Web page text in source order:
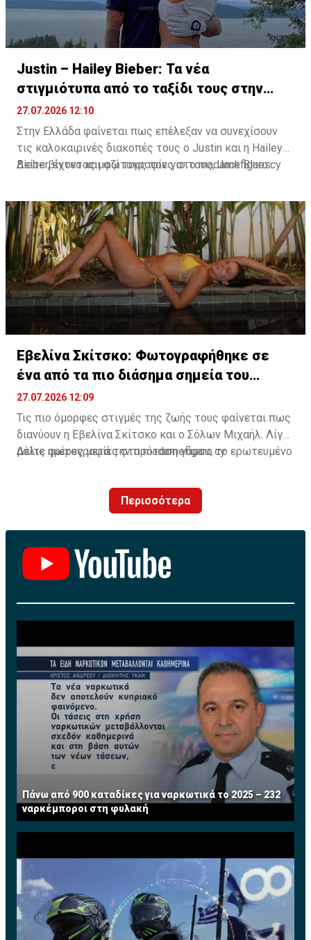
Justin – Hailey Bieber: Τα νέα
στιγμιότυπα από το ταξίδι τους στην
Ελλάδα
27.07.2026 12:10
Στην Ελλάδα φαίνεται πως επέλεξαν να συνεχίσουν
τις καλοκαιρινές διακοπές τους ο Justin και η Hailey
Bieber, έχοντας μαζί τους τον γιο τους, Jack Blues.
κοινωνικής δικτύωσης τοποθετούν την οικογένεια
στην ευρύτερη περιοχή του Κρανιδίου στο Πόρτο Χέλι.
Δείτε βίντεο και φωτογραφίες στο madamefigaro.cy
Εβελίνα Σκίτσκο: Φωτογραφήθηκε σε
ένα από τα πιο διάσημα σημεία του
πλανήτη
27.07.2026 12:09
Τις πιο όμορφες στιγμές της ζωής τους φαίνεται πως
διανύουν η Εβελίνα Σκίτσκο και ο Σόλων Μιχαήλ. Λίγες
μόλις ημέρες μετά την πρόταση γάμου, το ερωτευμένο
έναν από τους πιο δημοφιλείς προορισμούς στον
κόσμο για να ζήσει μοναδικές εμπειρίες.
Δείτε φωτογραφίες στο madamefigaro.cy
Περισσότερα
Πάνω από 900 καταδίκες για ναρκωτικά το 2025 – 232
ναρκέμποροι στη φυλακή